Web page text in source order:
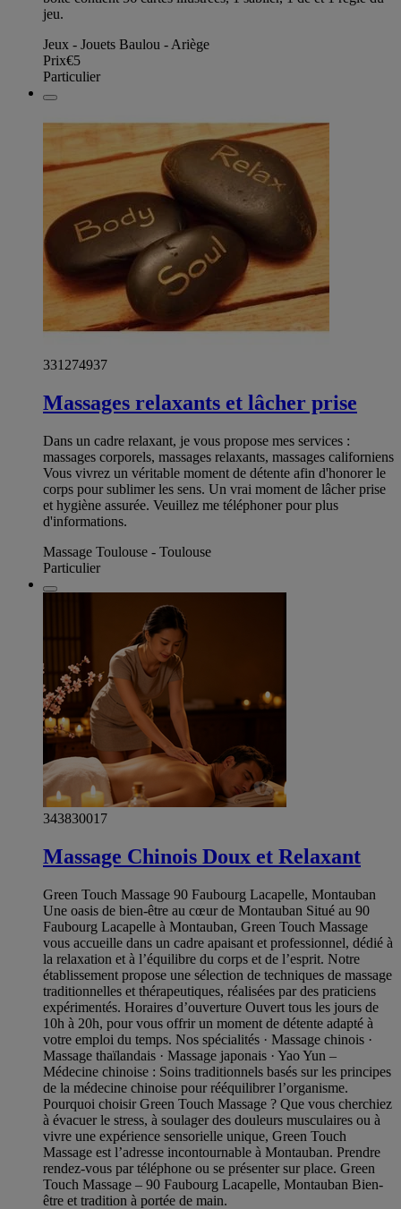
jeu.
Jeux - Jouets Baulou - Ariège
Prix€5
Particulier
331274937
Massages relaxants et lâcher prise
Dans un cadre relaxant, je vous propose mes services :
massages corporels, massages relaxants, massages californiens
Vous vivrez un véritable moment de détente afin d'honorer le
corps pour sublimer les sens. Un vrai moment de lâcher prise
et hygiène assurée. Veuillez me téléphoner pour plus
d'informations.
Massage Toulouse - Toulouse
Particulier
343830017
Massage Chinois Doux et Relaxant
Green Touch Massage 90 Faubourg Lacapelle, Montauban
Une oasis de bien-être au cœur de Montauban Situé au 90
Faubourg Lacapelle à Montauban, Green Touch Massage
vous accueille dans un cadre apaisant et professionnel, dédié à
la relaxation et à l’équilibre du corps et de l’esprit. Notre
établissement propose une sélection de techniques de massage
traditionnelles et thérapeutiques, réalisées par des praticiens
expérimentés. Horaires d’ouverture Ouvert tous les jours de
10h à 20h, pour vous offrir un moment de détente adapté à
votre emploi du temps. Nos spécialités · Massage chinois ·
Massage thaïlandais · Massage japonais · Yao Yun –
Médecine chinoise : Soins traditionnels basés sur les principes
de la médecine chinoise pour rééquilibrer l’organisme.
Pourquoi choisir Green Touch Massage ? Que vous cherchiez
à évacuer le stress, à soulager des douleurs musculaires ou à
vivre une expérience sensorielle unique, Green Touch
Massage est l’adresse incontournable à Montauban. Prendre
rendez-vous par téléphone ou se présenter sur place. Green
Touch Massage – 90 Faubourg Lacapelle, Montauban Bien-
être et tradition à portée de main.